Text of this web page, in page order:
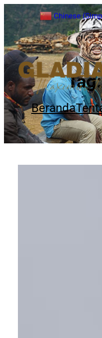
Beranda
Chinese